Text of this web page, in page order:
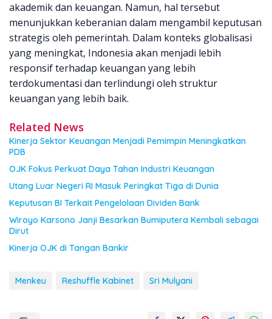
akademik dan keuangan. Namun, hal tersebut
menunjukkan keberanian dalam mengambil keputusan
strategis oleh pemerintah. Dalam konteks globalisasi
yang meningkat, Indonesia akan menjadi lebih
responsif terhadap keuangan yang lebih
terdokumentasi dan terlindungi oleh struktur
keuangan yang lebih baik.
Related News
Kinerja Sektor Keuangan Menjadi Pemimpin Meningkatkan
PDB
OJK Fokus Perkuat Daya Tahan Industri Keuangan
Utang Luar Negeri RI Masuk Peringkat Tiga di Dunia
Keputusan BI Terkait Pengelolaan Dividen Bank
Wiroyo Karsono Janji Besarkan Bumiputera Kembali sebagai
Dirut
Kinerja OJK di Tangan Bankir
Menkeu Reshuffle Kabinet Sri Mulyani